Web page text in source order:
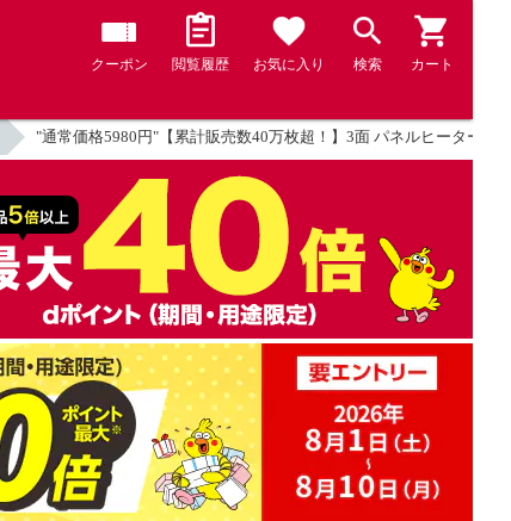
クーポン 閲覧履歴 お気に入り 検索 カート
"通常価格5980円"【累計販売数40万枚超！】3面 パネルヒーター